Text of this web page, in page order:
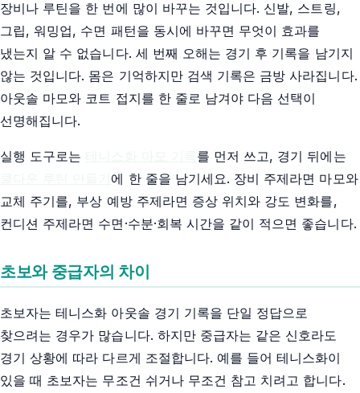
장비나 루틴을 한 번에 많이 바꾸는 것입니다. 신발, 스트링,
그립, 워밍업, 수면 패턴을 동시에 바꾸면 무엇이 효과를
냈는지 알 수 없습니다. 세 번째 오해는 경기 후 기록을 남기지
않는 것입니다. 몸은 기억하지만 검색 기록은 금방 사라집니다.
아웃솔 마모와 코트 접지를 한 줄로 남겨야 다음 선택이
선명해집니다.
실행 도구로는
를 먼저 쓰고, 경기 뒤에는
에 한 줄을 남기세요. 장비 주제라면 마모와
교체 주기를, 부상 예방 주제라면 증상 위치와 강도 변화를,
컨디션 주제라면 수면·수분·회복 시간을 같이 적으면 좋습니다.
초보와 중급자의 차이
초보자는 테니스화 아웃솔 경기 기록을 단일 정답으로
찾으려는 경우가 많습니다. 하지만 중급자는 같은 신호라도
경기 상황에 따라 다르게 조절합니다. 예를 들어 테니스화이
있을 때 초보자는 무조건 쉬거나 무조건 참고 치려고 합니다.